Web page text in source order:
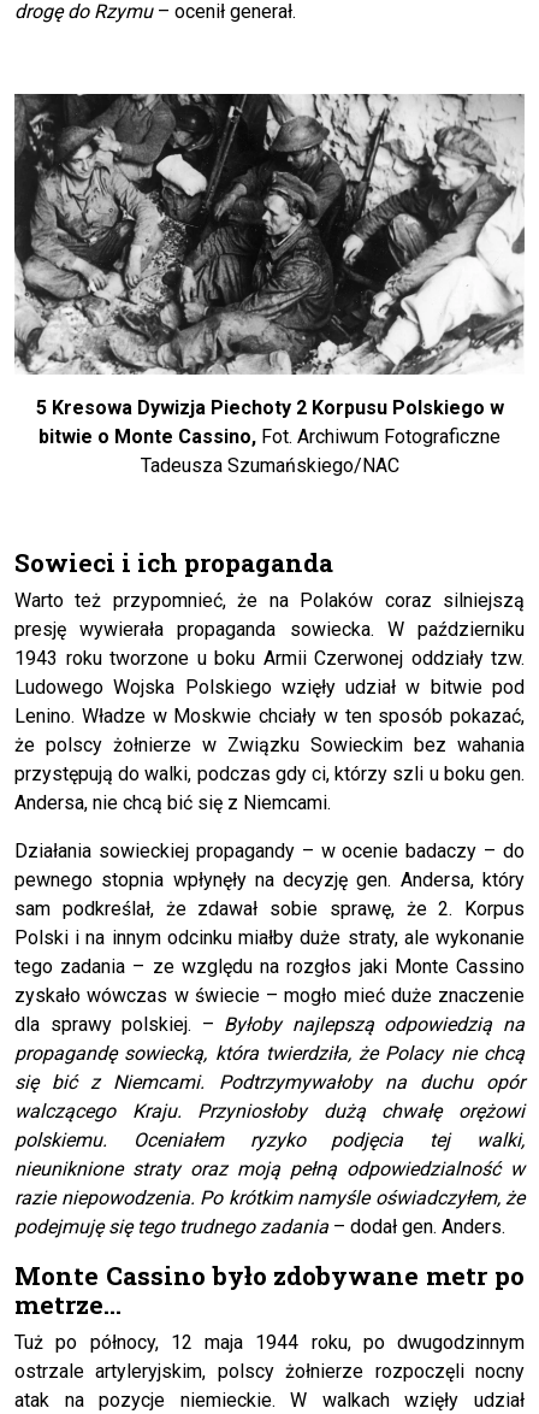
drogę do Rzymu– ocenił generał.
5 Kresowa Dywizja Piechoty 2 Korpusu Polskiego w
bitwie o Monte Cassino, Fot. Archiwum Fotograficzne
Tadeusza Szumańskiego/NAC
Sowieci i ich propaganda
Warto też przypomnieć, że na Polaków coraz silniejszą
presję wywierała propaganda sowiecka. W październiku
1943 roku tworzone u boku Armii Czerwonej oddziały tzw.
Ludowego Wojska Polskiego wzięły udział w bitwie pod
Lenino. Władze w Moskwie chciały w ten sposób pokazać,
że polscy żołnierze w Związku Sowieckim bez wahania
przystępują do walki, podczas gdy ci, którzy szli u boku gen.
Andersa, nie chcą bić się z Niemcami.
Działania sowieckiej propagandy – w ocenie badaczy – do
pewnego stopnia wpłynęły na decyzję gen. Andersa, który
sam podkreślał, że zdawał sobie sprawę, że 2. Korpus
Polski i na innym odcinku miałby duże straty, ale wykonanie
tego zadania – ze względu na rozgłos jaki Monte Cassino
zyskało wówczas w świecie – mogło mieć duże znaczenie
dla sprawy polskiej. – Byłoby najlepszą odpowiedzią na
propagandę sowiecką, która twierdziła, że Polacy nie chcą
się bić z Niemcami. Podtrzymywałoby
na duchu opór
walczącego Kraju. Przyniosłoby dużą chwałę orężowi
polskiemu. Oceniałem ryzyko podjęcia tej walki,
nieuniknione straty oraz moją pełną odpowiedzialność w
razie niepowodzenia. Po krótkim namyśle oświadczyłem, że
podejmuję się tego trudnego zadania – dodał gen. Anders.
Monte Cassino było zdobywane metr po
metrze…
Tuż po północy, 12 maja 1944 roku, po dwugodzinnym
ostrzale artyleryjskim, polscy żołnierze rozpoczęli nocny
atak na pozycje niemieckie. W walkach wzięły udział